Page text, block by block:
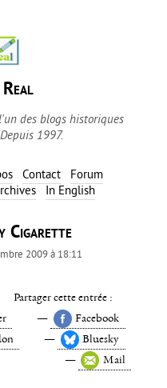
des blogs historiques
1997.
Contact
Forum
In English
Cigarette
2009 à 18:11
Partager cette entrée :
Facebook
Bluesky
Mail